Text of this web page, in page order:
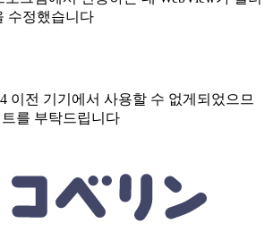
수정했습니다
이전 기기에서 사용할 수 없게되었으므
를 부탁드립니다